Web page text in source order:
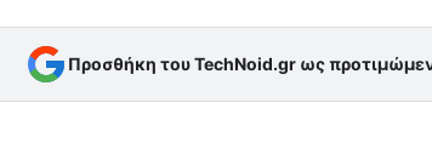
Προσθήκη του TechNoid.gr ως